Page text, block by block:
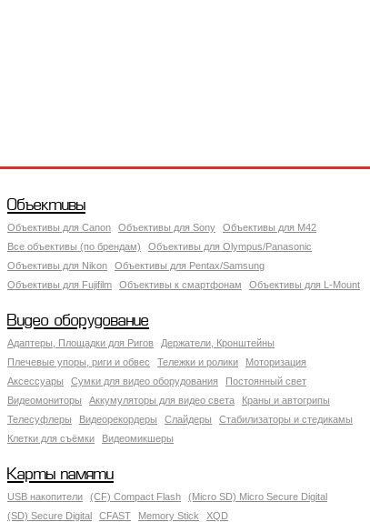
Объективы
Объективы для Canon Объективы для Sony
Объективы для M42
Все объективы (по брендам)
Объективы для Olympus/Panasonic
Объективы для Nikon
Объективы для Pentax/Samsung
Объективы для Fujifilm
Объективы к смартфонам Объективы для L-Mount
Видео оборудование
Адаптеры, Площадки для Ригов
Держатели, Кронштейны
Плечевые упоры, риги и обвес
Тележки и ролики
Моторизация
Аксессуары
Сумки для видео оборудования
Постоянный свет
Видеомониторы
Аккумуляторы для видео света
Краны и автогрипы
Телесуфлеры
Видеорекордеры Слайдеры
Стабилизаторы и стедикамы
Клетки для съёмки
Видеомикшеры
Карты памяти
USB накопители (CF) Compact Flash
(Micro SD) Micro Secure Digital
(SD) Secure Digital
CFAST Memory Stick
XQD